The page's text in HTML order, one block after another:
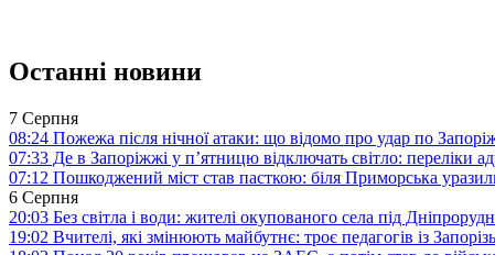
Останні новини
7 Серпня
08:24 Пожежа після нічної атаки: що відомо про удар по
07:33 Де в Запоріжжі у п’ятницю відключать світло: переліки
07:12 Пошкоджений міст став пасткою: біля Приморська
6 Серпня
20:03 Без світла і води: жителі окупованого села під
19:02 Вчителі, які змінюють майбутнє: троє педагогів із